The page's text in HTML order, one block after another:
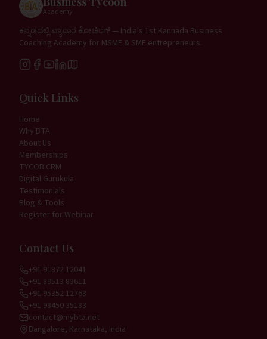
Academy
ಕನ್ನಡದಲ್ಲಿ ವ್ಯಾಪಾರ ಕೋಚಿಂಗ್ — India's 1st Kannada Business
Coaching Academy for MSME & SME entrepreneurs.
Quick Links
Home
Why BTA
About Us
Memberships
TYCOB CRM
Digital Gurukula
Testimonials
Blog & Tools
Register for Webinar
Contact Us
+91 91872 12041
+91 89513 83611
+91 95352 12763
+91 98450 35183
contact@mybta.net
Bangalore, Karnataka, India